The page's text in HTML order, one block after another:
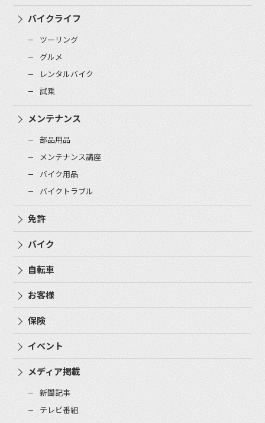
バイクライフ
ツーリング
グルメ
レンタルバイク
試乗
メンテナンス
部品用品
メンテナンス講座
バイク用品
バイクトラブル
免許
バイク
自転車
お客様
保険
イベント
メディア掲載
新聞記事
テレビ番組